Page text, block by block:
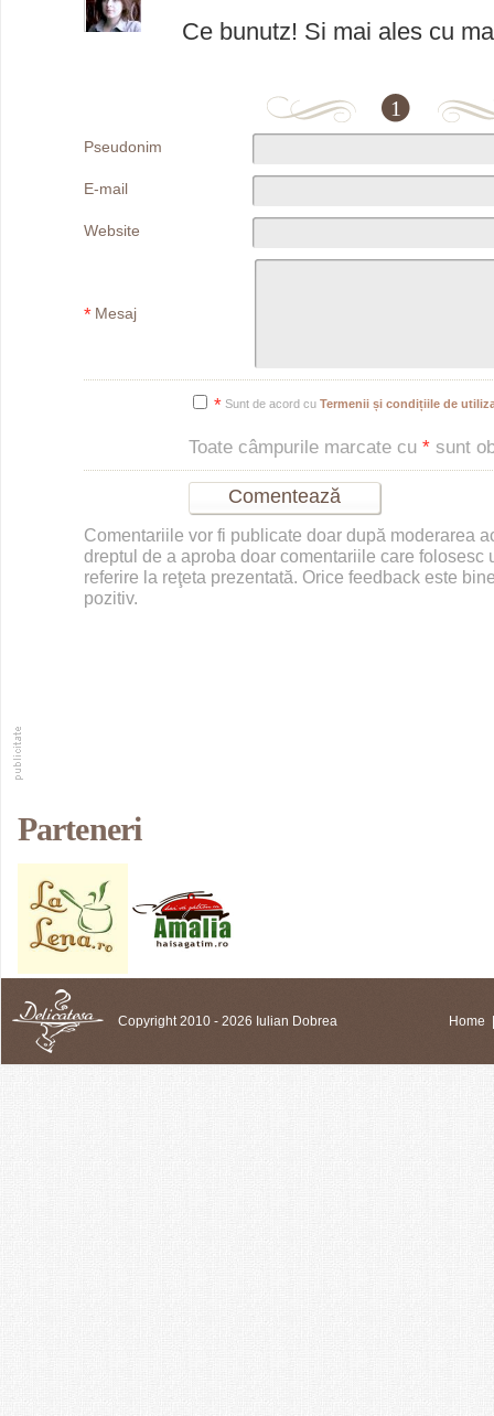
Ce bunutz! Si mai ales cu
1
Pseudonim
E-mail
Website
* Mesaj
* Sunt de acord cu Termenii și condițiile de
Toate câmpurile marcate cu * sunt
Comentariile vor fi publicate doar după moderarea
dreptul de a aproba doar comentariile care folosesc
referire la reţeta prezentată. Orice feedback este
pozitiv.
Parteneri
Copyright 2010 - 2026 Iulian Dobrea Home |